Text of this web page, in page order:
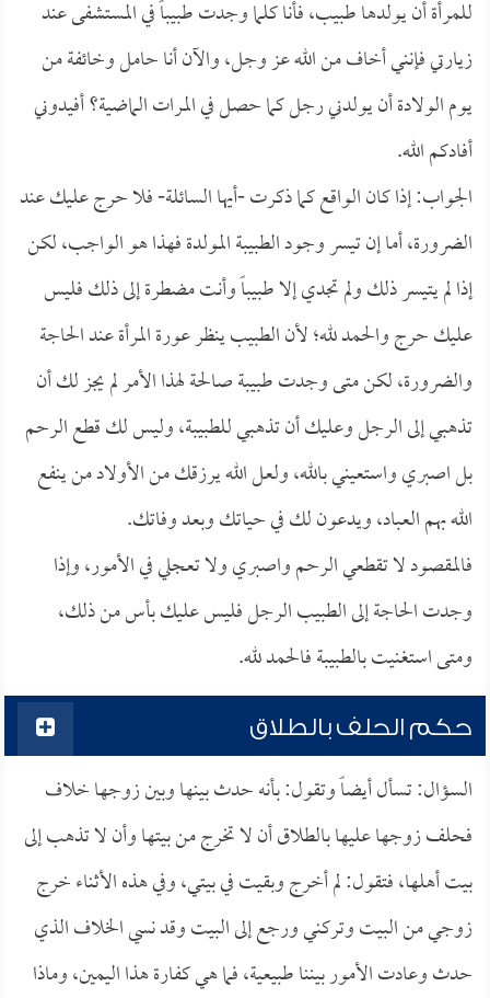
للمرأة أن يولدها طبيب، فأنا كلما وجدت طبيباً في المستشفى عند
زيارتي فإنني أخاف من الله عز وجل، والآن أنا حامل وخائفة من
يوم الولادة أن يولدني رجل كما حصل في المرات الماضية؟ أفيدوني
أفادكم الله.
الجواب: إذا كان الواقع كما ذكرت -أيها السائلة- فلا حرج عليك عند
الضرورة، أما إن تيسر وجود الطبيبة المولدة فهذا هو الواجب، لكن
إذا لم يتيسر ذلك ولم تجدي إلا طبيباً وأنت مضطرة إلى ذلك فليس
عليك حرج والحمد لله؛ لأن الطبيب ينظر عورة المرأة عند الحاجة
والضرورة، لكن متى وجدت طبيبة صالحة لهذا الأمر لم يجز لك أن
تذهبي إلى الرجل وعليك أن تذهبي للطبيبة، وليس لك قطع الرحم
بل اصبري واستعيني بالله، ولعل الله يرزقك من الأولاد من ينفع
الله بهم العباد، ويدعون لك في حياتك وبعد وفاتك.
فالمقصود لا تقطعي الرحم واصبري ولا تعجلي في الأمور، وإذا
وجدت الحاجة إلى الطبيب الرجل فليس عليك بأس من ذلك،
ومتى استغنيت بالطبيبة فالحمد لله.
حكم الحلف بالطلاق
السؤال: تسأل أيضاً وتقول: بأنه حدث بينها وبين زوجها خلاف
فحلف زوجها عليها بالطلاق أن لا تخرج من بيتها وأن لا تذهب إلى
بيت أهلها، فتقول: لم أخرج وبقيت في بيتي، وفي هذه الأثناء خرج
زوجي من البيت وتركني ورجع إلى البيت وقد نسي الخلاف الذي
حدث وعادت الأمور بيننا طبيعية، فما هي كفارة هذا اليمين، وماذا